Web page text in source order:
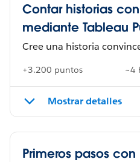
Contar historias
mediante Tableau
Cree una historia
+3.200 puntos ~4
Mostrar detalles
Primeros pasos